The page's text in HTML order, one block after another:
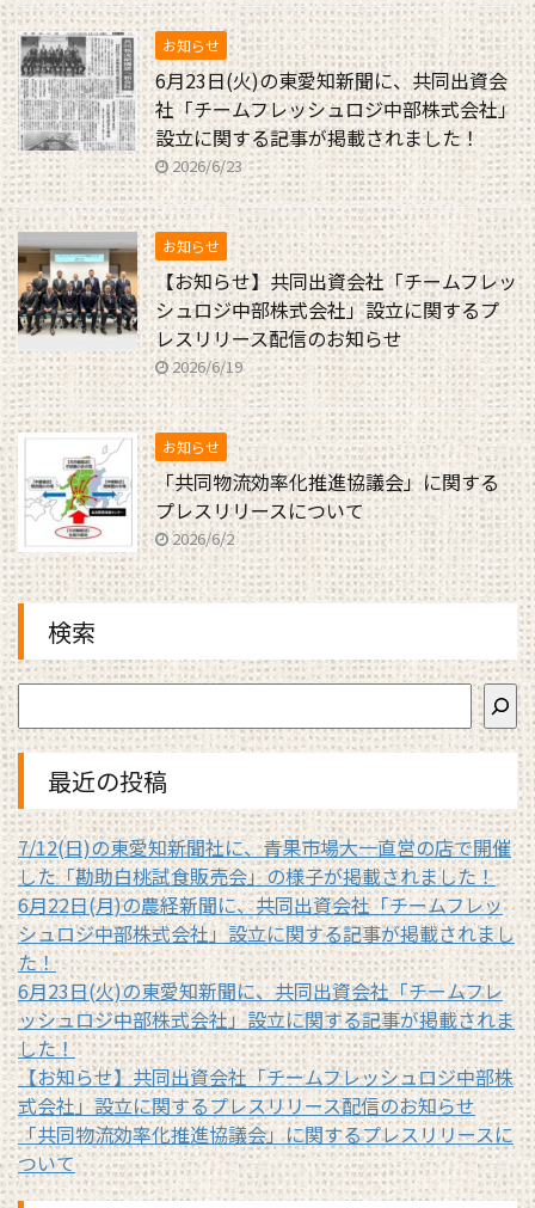
お知らせ
6月23日(火)の東愛知新聞に、共同出資会
社「チームフレッシュロジ中部株式会社」
設立に関する記事が掲載されました！
2026/6/23
お知らせ
【お知らせ】共同出資会社「チームフレッ
シュロジ中部株式会社」設立に関するプ
レスリリース配信のお知らせ
2026/6/19
お知らせ
「共同物流効率化推進協議会」に関する
プレスリリースについて
2026/6/2
検索
最近の投稿
7/12(日)の東愛知新聞社に、青果市場大一直営の店で開催
した「勘助白桃試食販売会」の様子が掲載されました！
6月22日(月)の農経新聞に、共同出資会社「チームフレッ
シュロジ中部株式会社」設立に関する記事が掲載されまし
た！
6月23日(火)の東愛知新聞に、共同出資会社「チームフレ
ッシュロジ中部株式会社」設立に関する記事が掲載されま
した！
【お知らせ】共同出資会社「チームフレッシュロジ中部株
式会社」設立に関するプレスリリース配信のお知らせ
「共同物流効率化推進協議会」に関するプレスリリースに
ついて